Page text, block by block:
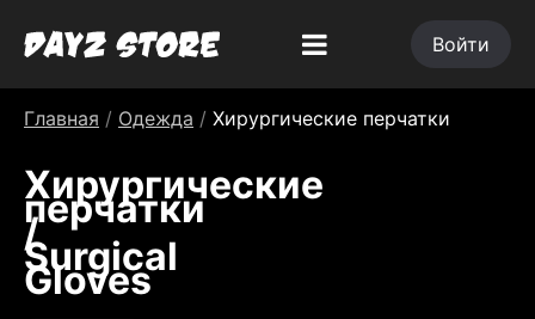
Войти
Главная / Одежда / Хирургические перчатки
Хирургические
перчатки
/
Surgical
Gloves